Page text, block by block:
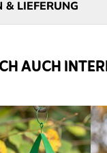
& LIEFERUNG
AUCH